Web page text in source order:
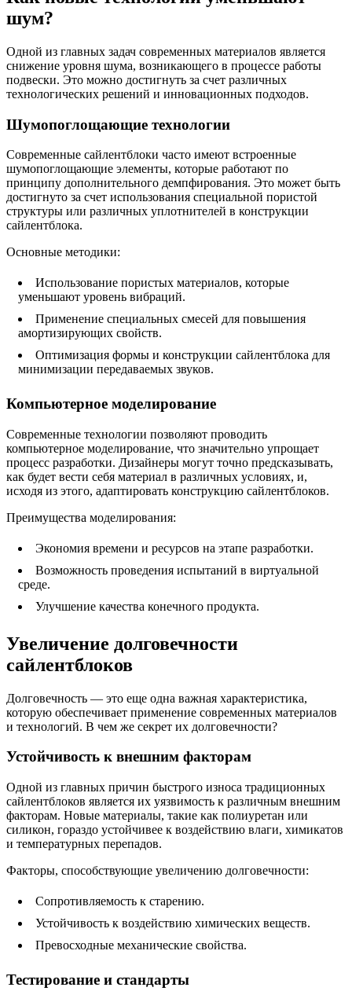
шум?
Одной из главных задач современных материалов является
снижение уровня шума, возникающего в процессе работы
подвески. Это можно достигнуть за счет различных
технологических решений и инновационных подходов.
Шумопоглощающие технологии
Современные сайлентблоки часто имеют встроенные
шумопоглощающие элементы, которые работают по
принципу дополнительного демпфирования. Это может быть
достигнуто за счет использования специальной пористой
структуры или различных уплотнителей в конструкции
сайлентблока.
Основные методики:
Использование пористых материалов, которые
уменьшают уровень вибраций.
Применение специальных смесей для повышения
амортизирующих свойств.
Оптимизация формы и конструкции сайлентблока для
минимизации передаваемых звуков.
Компьютерное моделирование
Современные технологии позволяют проводить
компьютерное моделирование, что значительно упрощает
процесс разработки. Дизайнеры могут точно предсказывать,
как будет вести себя материал в различных условиях, и,
исходя из этого, адаптировать конструкцию сайлентблоков.
Преимущества моделирования:
Экономия времени и ресурсов на этапе разработки.
Возможность проведения испытаний в виртуальной
среде.
Улучшение качества конечного продукта.
Увеличение долговечности
сайлентблоков
Долговечность — это еще одна важная характеристика,
которую обеспечивает применение современных материалов
и технологий. В чем же секрет их долговечности?
Устойчивость к внешним факторам
Одной из главных причин быстрого износа традиционных
сайлентблоков является их уязвимость к различным внешним
факторам. Новые материалы, такие как полиуретан или
силикон, гораздо устойчивее к воздействию влаги, химикатов
и температурных перепадов.
Факторы, способствующие увеличению долговечности:
Сопротивляемость к старению.
Устойчивость к воздействию химических веществ.
Превосходные механические свойства.
Тестирование и стандарты